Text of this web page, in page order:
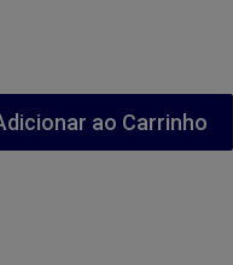
ao Carrinho